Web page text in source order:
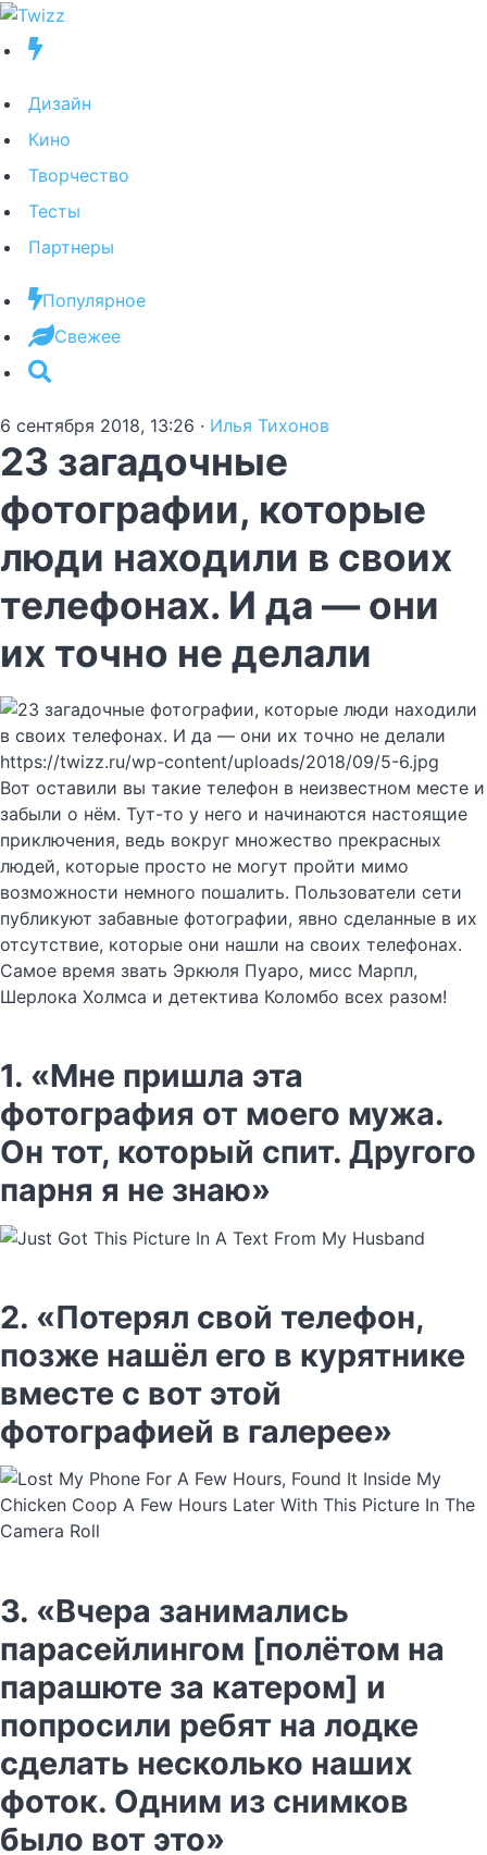
Дизайн
Кино
Творчество
Тесты
Партнеры
Популярное
Свежее
6 сентября 2018, 13:26 · Илья Тихонов
23 загадочные
фотографии, которые
люди находили в своих
телефонах. И да — они
их точно не делали
https://twizz.ru/wp-content/uploads/2018/09/5-6.jpg
Вот оставили вы такие телефон в неизвестном месте и
забыли о нём. Тут-то у него и начинаются настоящие
приключения, ведь вокруг множество прекрасных
людей, которые просто не могут пройти мимо
возможности немного пошалить. Пользователи сети
публикуют забавные фотографии, явно сделанные в их
отсутствие, которые они нашли на своих телефонах.
Самое время звать Эркюля Пуаро, мисс Марпл,
Шерлока Холмса и детектива Коломбо всех разом!
1. «Мне пришла эта
фотография от моего мужа.
Он тот, который спит. Другого
парня я не знаю»
2. «Потерял свой телефон,
позже нашёл его в курятнике
вместе с вот этой
фотографией в галерее»
3. «Вчера занимались
парасейлингом [полётом на
парашюте за катером] и
попросили ребят на лодке
сделать несколько наших
фоток. Одним из снимков
было вот это»